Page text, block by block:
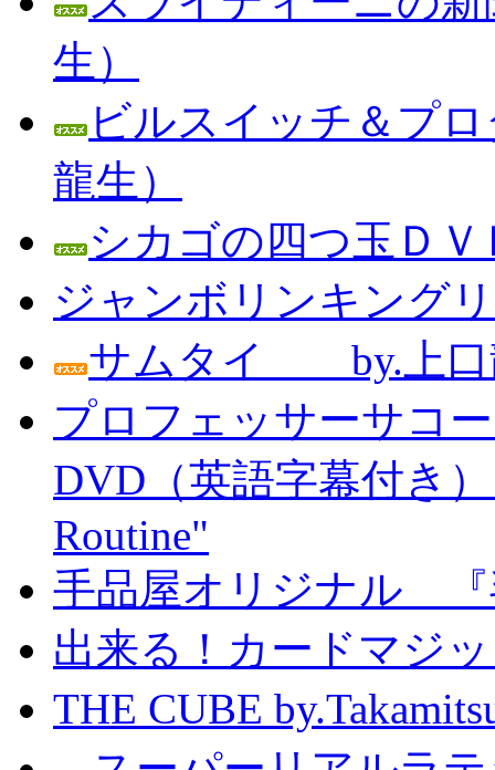
生）
ビルスイッチ＆プ
龍生）
シカゴの四つ玉Ｄ
ジャンボリンキング
サムタイ by.上口
プロフェッサーサコ
DVD（英語字幕付き
Routine"
手品屋オリジナル 『
出来る！カードマジ
THE CUBE